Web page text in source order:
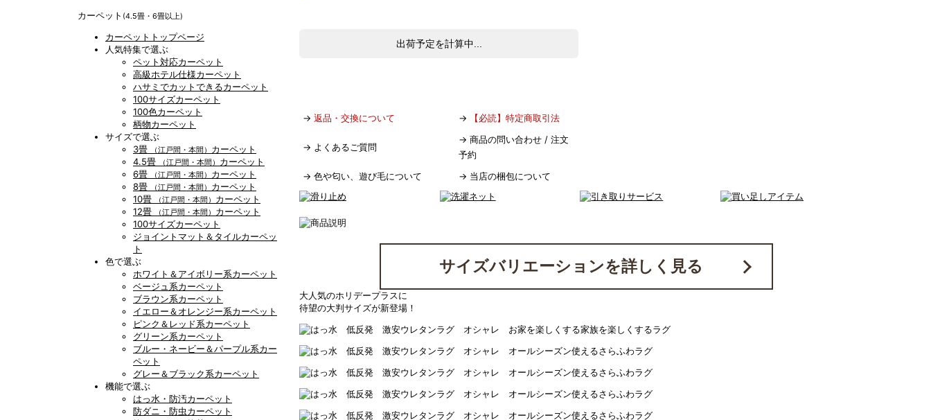
カーペット (4.5畳・6畳以上)
カーペットトップページ
人気特集で選ぶ
ペット対応カーペット
高級ホテル仕様カーペット
ハサミでカットできるカーペット
100サイズカーペット
100色カーペット
柄物カーペット
サイズで選ぶ
3畳
（江戸間・本間） カーペット
4.5畳
（江戸間・本間） カーペット
6畳
（江戸間・本間） カーペット
8畳
（江戸間・本間） カーペット
10畳
（江戸間・本間） カーペット
12畳
（江戸間・本間） カーペット
100サイズカーペット
ジョイントマット＆タイルカーペッ
ト
色で選ぶ
ホワイト＆アイボリー系カーペット
ベージュ系カーペット
ブラウン系カーペット
イエロー＆オレンジー系カーペット
ピンク＆レッド系カーペット
グリーン系カーペット
ブルー・ネービー＆パープル系カー
ペット
グレー＆ブラック系カーペット
機能で選ぶ
はっ水・防汚カーペット
防ダニ・防虫カーペット
出荷予定を計算中...
→ 返品・交換について → 【必読】特定商取引法
→ よくあるご質問
→ 商品の問い合わせ / 注文
予約
→ 色や匂い、遊び毛について → 当店の梱包について
サイズバリエーションを詳しく見る
大人気のホリデープラスに
待望の大判サイズが新登場！